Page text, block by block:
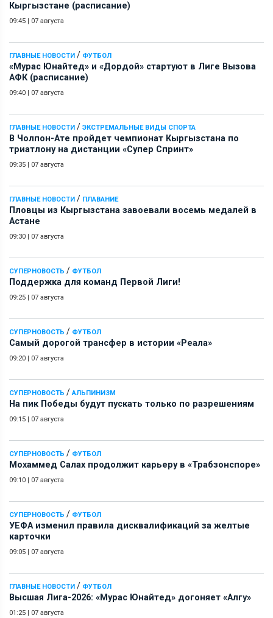
Кыргызстане (расписание)
09:45 07 августа
ГЛАВНЫЕ НОВОСТИ / ФУТБОЛ
«Мурас Юнайтед» и «Дордой» стартуют в Лиге Вызова
АФК (расписание)
09:40 07 августа
ГЛАВНЫЕ НОВОСТИ / ЭКСТРЕМАЛЬНЫЕ ВИДЫ СПОРТА
В Чолпон-Ате пройдет чемпионат Кыргызстана по
триатлону на дистанции «Супер Спринт»
09:35 07 августа
ГЛАВНЫЕ НОВОСТИ / ПЛАВАНИЕ
Пловцы из Кыргызстана завоевали восемь медалей в
Астане
09:30 07 августа
СУПЕРНОВОСТЬ / ФУТБОЛ
Поддержка для команд Первой Лиги!
09:25 07 августа
СУПЕРНОВОСТЬ / ФУТБОЛ
Самый дорогой трансфер в истории «Реала»
09:20 07 августа
СУПЕРНОВОСТЬ /АЛЬПИНИЗМ
На пик Победы будут пускать только по разрешениям
09:15 07 августа
СУПЕРНОВОСТЬ / ФУТБОЛ
Мохаммед Салах продолжит карьеру в «Трабзонспоре»
09:10 07 августа
СУПЕРНОВОСТЬ / ФУТБОЛ
УЕФА изменил правила дисквалификаций за желтые
карточки
09:05 07 августа
ГЛАВНЫЕ НОВОСТИ / ФУТБОЛ
Высшая Лига-2026: «Мурас Юнайтед» догоняет «Алгу»
01:25 07 августа